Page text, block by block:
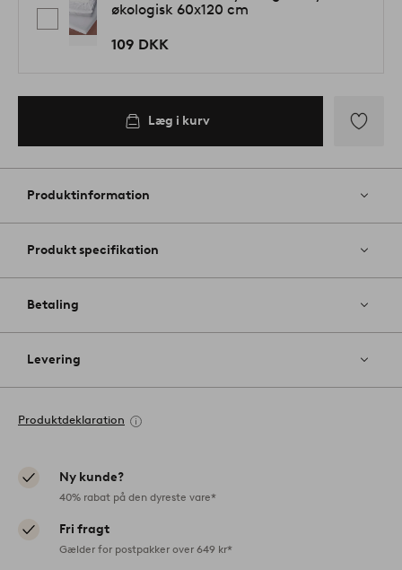
økologisk 60x120 cm
109 DKK
Læg i kurv
til
Produktinformation
Produkt specifikation
Betaling
Levering
Produktdeklaration
Ny kunde?
40% rabat på den dyreste vare*
Fri fragt
Gælder for postpakker over 649 kr*